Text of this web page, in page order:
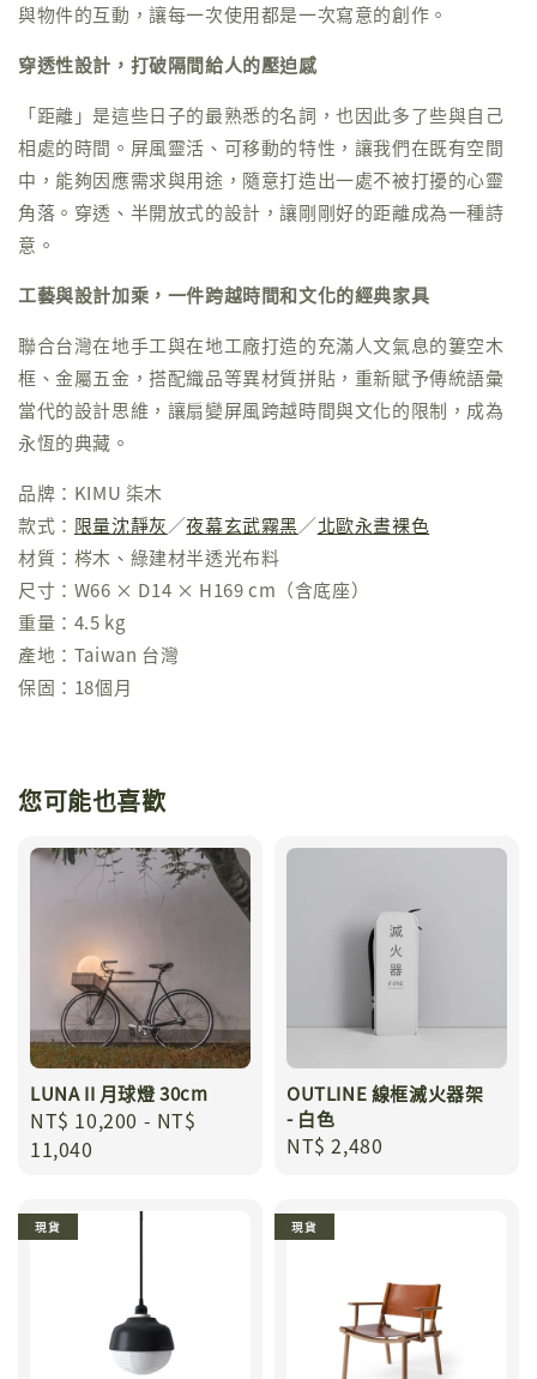
與物件的互動，讓每一次使用都是一次寫意的創作。
穿透性設計，打破隔間給人的壓迫感
「距離」是這些日子的最熟悉的名詞，也因此多了些與自己
相處的時間。屏風靈活、可移動的特性，讓我們在既有空間
中，能夠因應需求與用途，隨意打造出一處不被打擾的心靈
角落。穿透、半開放式的設計，讓剛剛好的距離成為一種詩
意。
工藝與設計加乘，一件跨越時間和文化的經典家具
聯合台灣在地手工與在地工廠打造的充滿人文氣息的簍空木
框、金屬五金，搭配織品等異材質拼貼，重新賦予傳統語彙
當代的設計思維，讓扇變屏風跨越時間與文化的限制，成為
永恆的典藏。
品牌：KIMU 柒木
款式： 限量沈靜灰／夜幕玄武霧黑／北歐永晝裸色
材質：梣木、綠建材半透光布料
尺寸：W66 × D14 × H169 cm（含底座）
重量：4.5 kg
產地：Taiwan 台灣
保固：18個月
您可能也喜歡
LUNA II 月球燈 30cm
Regular
price
NT$ 10,200 - NT$
11,040
OUTLINE 線框滅火器架
- 白色
Regular
NT$ 2,480
現貨 現貨